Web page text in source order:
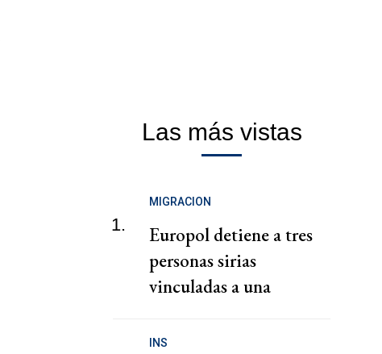
Las más vistas
1.
MIGRACION
Europol detiene a tres
personas sirias
vinculadas a una
de migrantes
INS